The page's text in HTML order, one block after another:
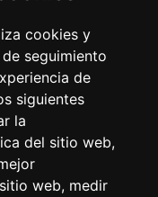
cookies y
seguimiento
de
siguientes
la
del sitio web,
web, medir